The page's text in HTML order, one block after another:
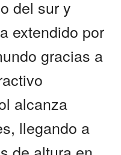
del sur y
extendido por
gracias a
alcanza
llegando a